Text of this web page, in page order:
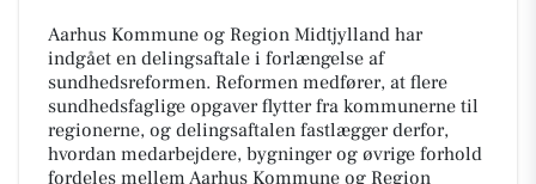
Aarhus Kommune og Region Midtjylland har
indgået en delingsaftale i forlængelse af
sundhedsreformen. Reformen medfører, at flere
sundhedsfaglige opgaver flytter fra kommunerne til
regionerne, og delingsaftalen fastlægger derfor,
hvordan medarbejdere, bygninger og øvrige forhold
fordeles mellem Aarhus Kommune og Region